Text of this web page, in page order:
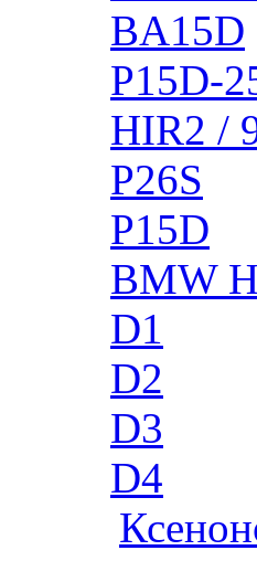
BA15D
P15D-
HIR2 /
P26S
P15D
BMW
D1
D2
D3
D4